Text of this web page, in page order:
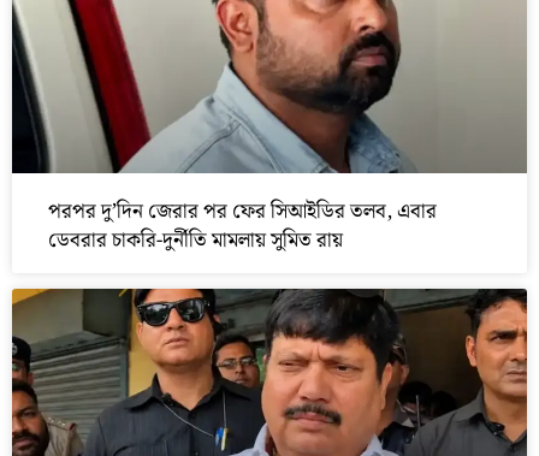
পরপর দু’দিন জেরার পর ফের সিআইডির তলব, এবার
ডেবরার চাকরি-দুর্নীতি মামলায় সুমিত রায়